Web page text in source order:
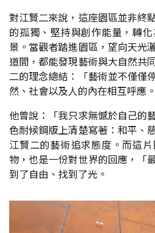
對江賢二來說，這座園區並非終
的孤獨、堅持與創作能量，轉
景。當觀者踏進園區，望向天光
道間，都能發現藝術與大自然共
二的理念總結：「藝術並不僅僅
然、社會以及人的內在相互呼應。
他曾說：「我只求無憾於自己的
色耐候鋼版上清楚寫著：和平、
江賢二的藝術追求態度。而這
物，也是一份對世界的回應，「
到了自由、找到了光。